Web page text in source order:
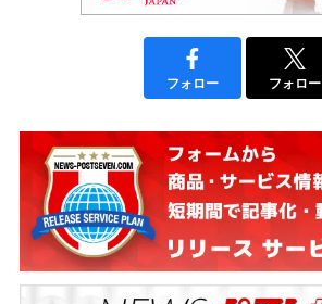
フォロー フォロー